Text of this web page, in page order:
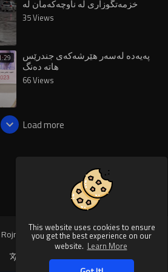
This website uses cookies to ensure
you get the best experience on our
website. Learn More
خزمەتگوزارى لە ناوچەکەمان لە
ئاستێکى خراپدایە
35 Views
پەیەدە لەسەر هێرشەکەی جندرێس
هاتە دەنگ
66 Views
Load more
Video. All rights reserved.
Language